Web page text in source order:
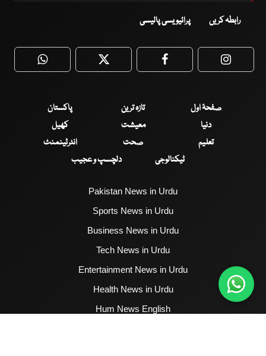
رابطہ کریں پرائیویسی پالیسی
WhatsApp Twitter Facebook
صفحۂ اول تازہ ترین
پاکستان
دنیا
معیشت
کھیل
تعلیم
صحت
انٹرٹینمنٹ
ٹیکنالوجی
دلچسپ و عجیب
Pakistan News in Urdu
Sports News in Urdu
Business News in Urdu
Tech News in Urdu
Entertainment News in Urdu
Health News in Urdu
Hum News English